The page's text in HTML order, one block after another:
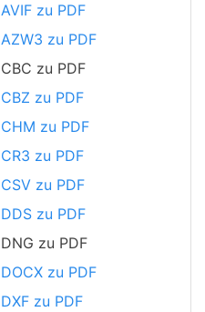
AVIF zu PDF
AZW3 zu PDF
CBC zu PDF
CBZ zu PDF
CHM zu PDF
CR3 zu PDF
CSV zu PDF
DDS zu PDF
DNG zu PDF
DOCX zu PDF
DXF zu PDF